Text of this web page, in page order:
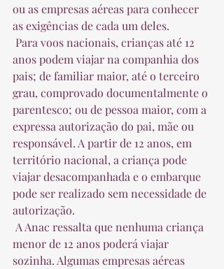
ou as empresas aéreas para conhecer
as exigências de cada um deles.
anos podem viajar na companhia dos
pais; de familiar maior, até o terceiro
grau, comprovado documentalmente o
parentesco; ou de pessoa maior, com a
expressa autorização do pai, mãe ou
responsável. A partir de 12 anos, em
território nacional, a criança pode
viajar desacompanhada e o embarque
pode ser realizado sem necessidade de
autorização.
menor de 12 anos poderá viajar
sozinha. Algumas empresas aéreas